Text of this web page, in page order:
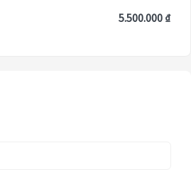
5.500.000 ₫